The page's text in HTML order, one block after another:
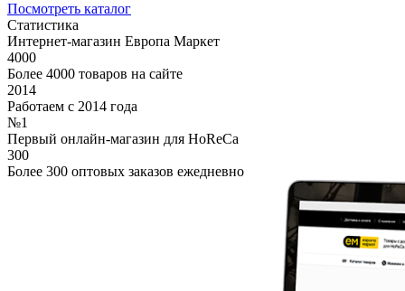
Посмотреть каталог
Статистика
Интернет-магазин Европа Маркет
4000
Более 4000 товаров на сайте
2014
Работаем с 2014 года
№1
Первый онлайн-магазин для HoReCa
300
Более 300 оптовых заказов ежедневно